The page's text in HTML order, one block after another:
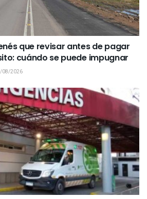
que revisar antes de pagar
cuándo se puede impugnar
08/2026